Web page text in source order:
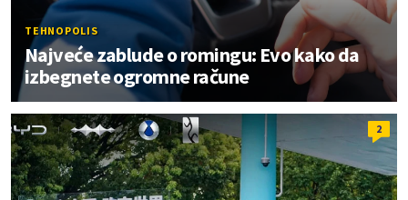
TEHNOPOLIS
Najveće zablude o romingu: Evo kako da
izbegnete ogromne račune
2